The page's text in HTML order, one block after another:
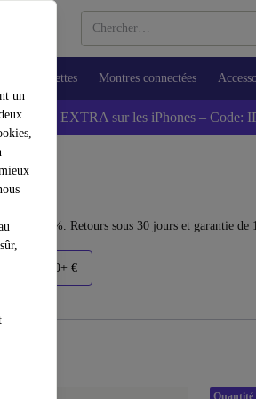
un
Tablettes Montres connectées
💰-5% EXTRA sur les iPhones – Code:
40 %. Retours sous 30 jours et garantie
1500+ €
Quantité